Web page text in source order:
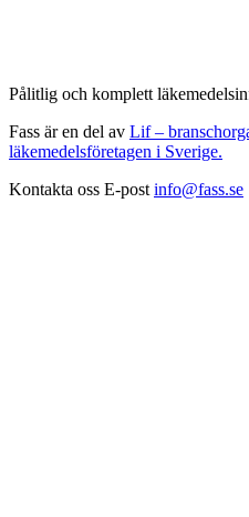
Pålitlig och komplett
Fass är en del av Lif –
läkemedelsföretagen i Sverige.
Kontakta oss E-post info@fass.se